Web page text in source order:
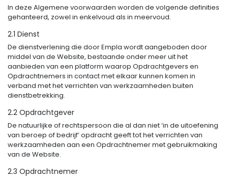
In deze Algemene voorwaarden worden de volgende definities
gehanteerd, zowel in enkelvoud als in meervoud.
2.1 Dienst
De dienstverlening die door Empla wordt aangeboden door
middel van de Website, bestaande onder meer uit het
aanbieden van een platform waarop Opdrachtgevers en
Opdrachtnemers in contact met elkaar kunnen komen in
verband met het verrichten van werkzaamheden buiten
dienstbetrekking.
2.2 Opdrachtgever
De natuurlijke of rechtspersoon die al dan niet ‘in de uitoefening
van beroep of bedrijf’ opdracht geeft tot het verrichten van
werkzaamheden aan een Opdrachtnemer met gebruikmaking
van de Website.
2.3 Opdrachtnemer